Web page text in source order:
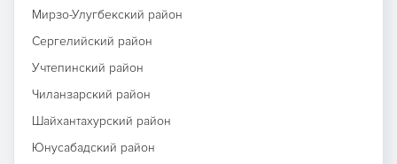
Мирзо-Улугбекский район
Сергелийский район
Учтепинский район
Чиланзарский район
Шайхантахурский район
Юнусабадский район